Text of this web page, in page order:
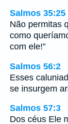
Salmos 35:25
Não permitas
como
com ele!”
Salmos 56:2
Esses
se insurgem
Salmos 57:3
Dos céus Ele